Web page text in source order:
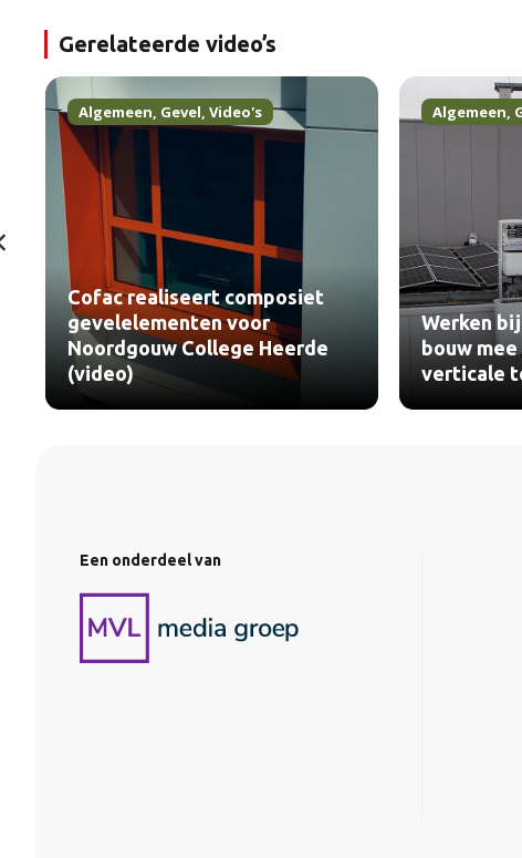
Gerelateerde video’s
Algemeen, Gevel, Video's
Cofac realiseert composiet
gevelelementen voor
Noordgouw College Heerde
(video)
Algemeen,
Werken
bouw
verticale
Een onderdeel van